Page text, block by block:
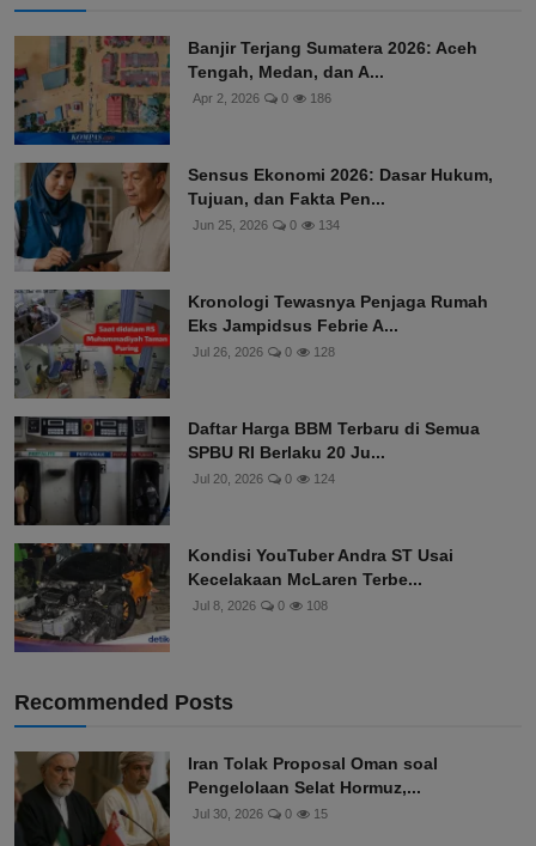
Banjir Terjang Sumatera 2026: Aceh
Tengah, Medan, dan A...
Apr 2, 2026 0 186
Sensus Ekonomi 2026: Dasar Hukum,
Tujuan, dan Fakta Pen...
Jun 25, 2026 0 134
Kronologi Tewasnya Penjaga Rumah
Eks Jampidsus Febrie A...
Jul 26, 2026 0 128
Daftar Harga BBM Terbaru di Semua
SPBU RI Berlaku 20 Ju...
Jul 20, 2026 0 124
Kondisi YouTuber Andra ST Usai
Kecelakaan McLaren Terbe...
Jul 8, 2026 0 108
Recommended Posts
Iran Tolak Proposal Oman soal
Pengelolaan Selat Hormuz,...
Jul 30, 2026 0 15